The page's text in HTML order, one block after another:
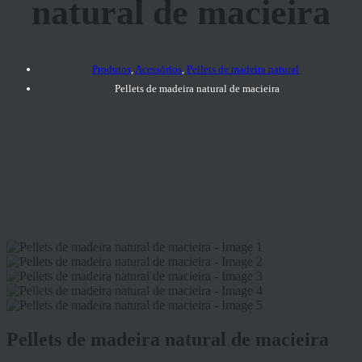
natural de macieira
Produtos,Acessórios, Pellets de madeira natural
Pellets de madeira natural de macieira
Pellets de madeira natural de macieira